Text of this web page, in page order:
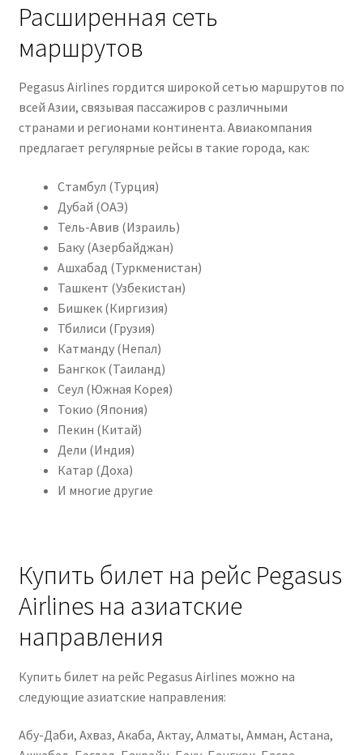
Расширенная сеть
маршрутов
Pegasus Airlines гордится широкой сетью маршрутов по
всей Азии, связывая пассажиров с различными
странами и регионами континента. Авиакомпания
предлагает регулярные рейсы в такие города, как:
Стамбул (Турция)
Дубай (ОАЭ)
Тель-Авив (Израиль)
Баку (Азербайджан)
Ашхабад (Туркменистан)
Ташкент (Узбекистан)
Бишкек (Киргизия)
Тбилиси (Грузия)
Катманду (Непал)
Бангкок (Таиланд)
Сеул (Южная Корея)
Токио (Япония)
Пекин (Китай)
Дели (Индия)
Катар (Доха)
И многие другие
Купить билет на рейс Pegasus
Airlines на азиатские
направления
Купить билет на рейс Pegasus Airlines можно на
следующие азиатские направления:
Абу-Даби, Ахваз, Акаба, Актау, Алматы, Амман, Астана,